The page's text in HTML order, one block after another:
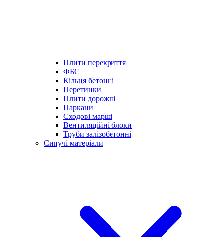
Плити перекриття
ФБС
Кільця бетонні
Перетинки
Плити дорожні
Паркани
Сходові марші
Вентиляційні блоки
Труби залізобетонні
Сипучі матеріали